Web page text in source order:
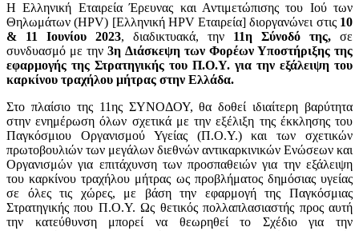
Η Ελληνική Εταιρεία Έρευνας και Αντιμετώπισης του Ιού των
Θηλωμάτων (HPV) [Ελληνική HPV Εταιρεία] διοργανώνει στις 10
& 11 Ιουνίου 2023, διαδικτυακά, την 11η Σύνοδό της, σε
συνδυασμό με την 3η Διάσκεψη των Φορέων Υποστήριξης της
εφαρμογής της Στρατηγικής του Π.Ο.Υ. για την εξάλειψη του
καρκίνου τραχήλου μήτρας στην Ελλάδα.
Στο πλαίσιο της 11ης ΣΥΝΟΔΟΥ, θα δοθεί ιδιαίτερη βαρύτητα
στην ενημέρωση όλων σχετικά με την εξέλιξη της έκκλησης του
Παγκόσμιου Οργανισμού Υγείας (Π.Ο.Υ.) και των σχετικών
πρωτοβουλιών των μεγάλων διεθνών αντικαρκινικών Ενώσεων και
Οργανισμών για επιτάχυνση των προσπαθειών για την εξάλειψη
του καρκίνου τραχήλου μήτρας ως προβλήματος δημόσιας υγείας
σε όλες τις χώρες, με βάση την εφαρμογή της Παγκόσμιας
Στρατηγικής που Π.Ο.Υ. Ως θετικός πολλαπλασιαστής προς αυτή
την κατεύθυνση μπορεί να θεωρηθεί το Σχέδιο για την